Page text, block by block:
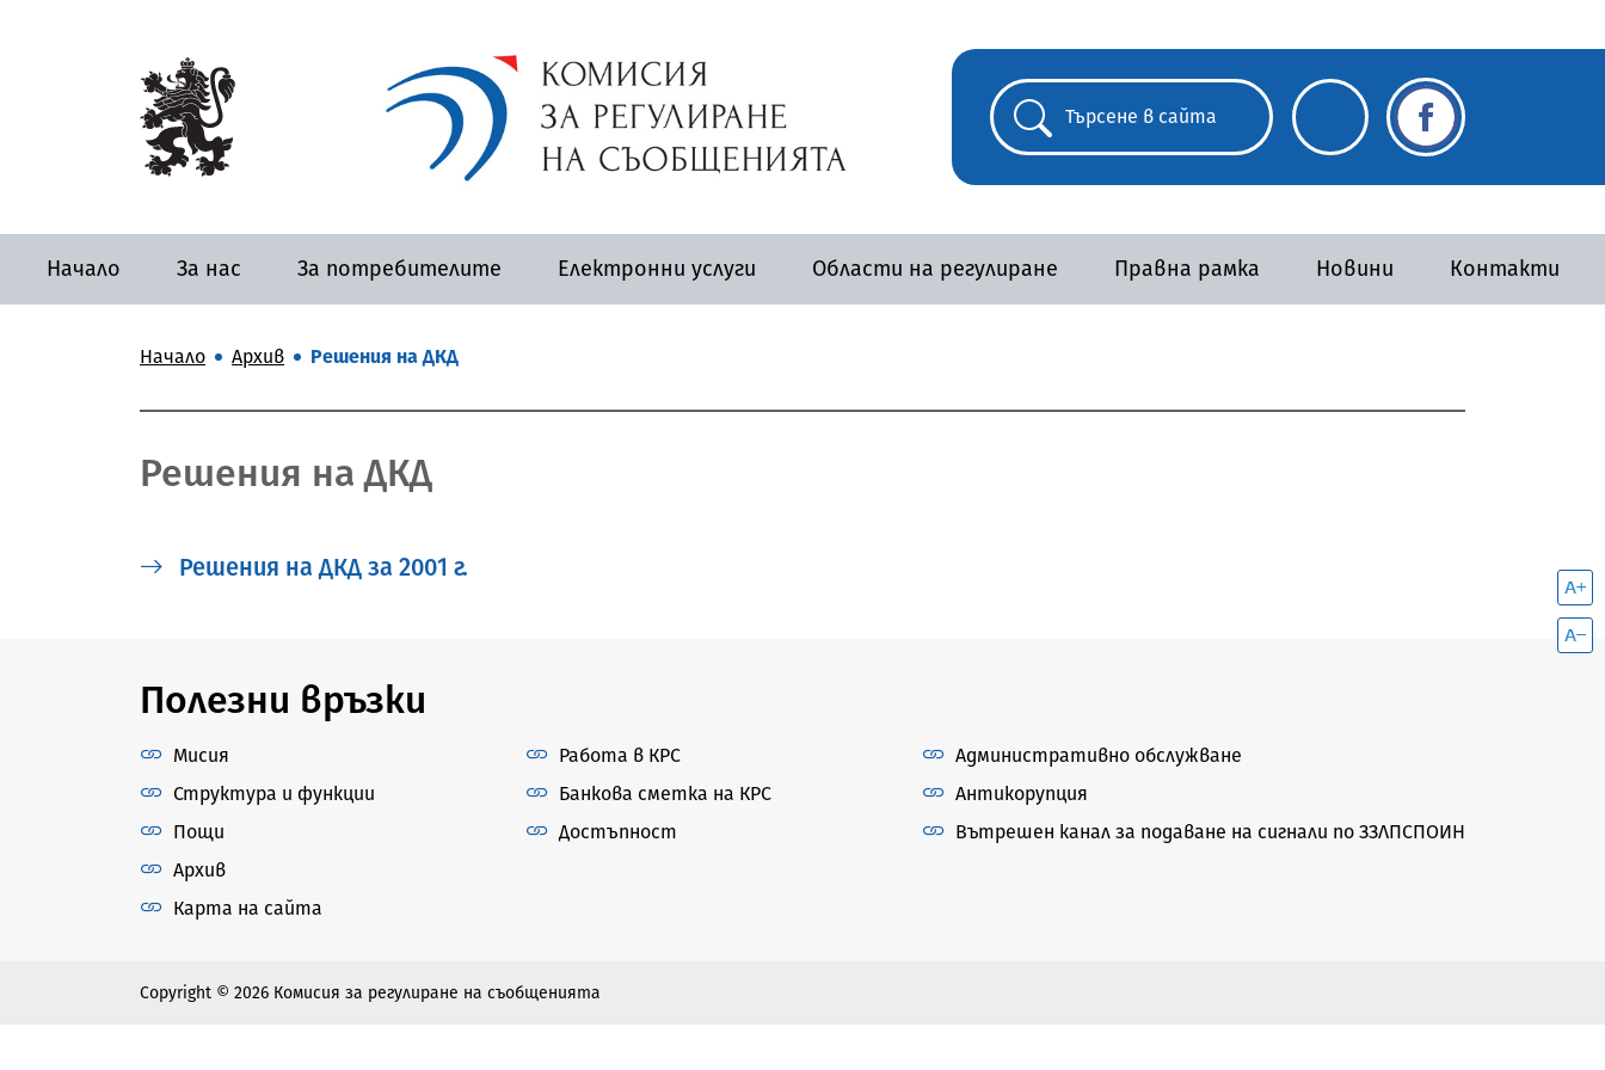
Начало За нас За потребителите Електронни услуги Области на регулиране Правна рамка Новини Контакти
Начало Архив Решения на ДКД
Решения на ДКД
Решения на ДКД за 2001 г.
Полезни връзки
Мисия
Структура и функции
Пощи
Архив
Карта на сайта
Работа в КРС
Банкова сметка на КРС
Достъпност
Административно обслужване
Антикорупция
Вътрешен канал за подаване на сигнали по ЗЗЛПСПОИН
Copyright © 2026 Комисия за регулиране на съобщенията